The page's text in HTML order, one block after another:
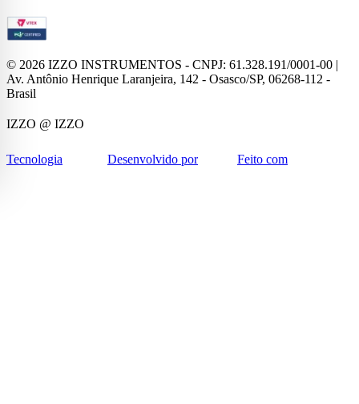
© 2026 IZZO INSTRUMENTOS - CNPJ: 61.328.191/0001-00 |
Av. Antônio Henrique Laranjeira, 142 - Osasco/SP, 06268-112 -
Brasil
IZZO @ IZZO
Tecnologia Desenvolvido por Feito com